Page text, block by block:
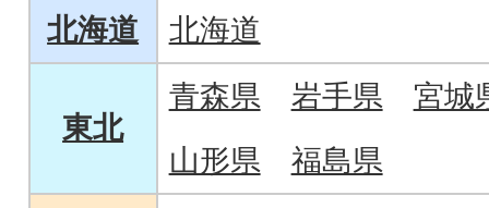
北海道 北海道
東北
青森県 岩手県
宮城
山形県
福島県